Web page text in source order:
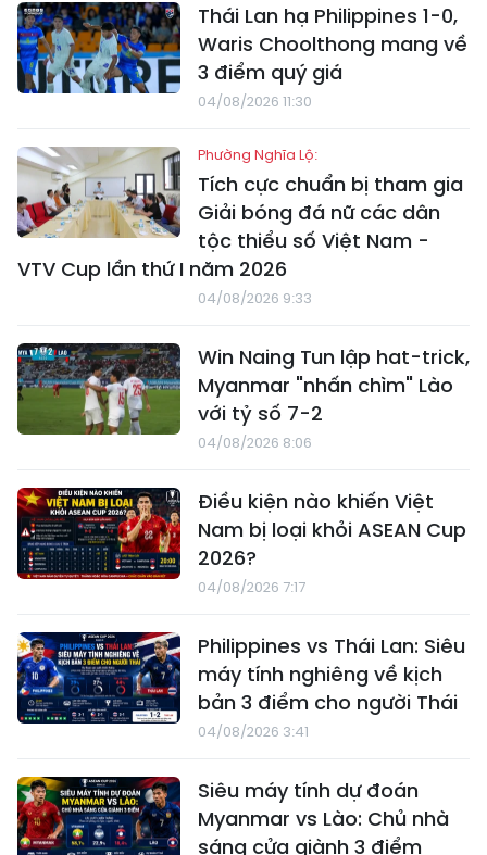
Thái Lan hạ Philippines 1-0,
Waris Choolthong mang về
3 điểm quý giá
04/08/2026 11:30
Phường Nghĩa Lộ:
Tích cực chuẩn bị tham gia
Giải bóng đá nữ các dân
tộc thiểu số Việt Nam -
VTV Cup lần thứ I năm 2026
04/08/2026 9:33
Win Naing Tun lập hat-trick,
Myanmar "nhấn chìm" Lào
với tỷ số 7-2
04/08/2026 8:06
Điều kiện nào khiến Việt
Nam bị loại khỏi ASEAN Cup
2026?
04/08/2026 7:17
Philippines vs Thái Lan: Siêu
máy tính nghiêng về kịch
bản 3 điểm cho người Thái
04/08/2026 3:41
Siêu máy tính dự đoán
Myanmar vs Lào: Chủ nhà
sáng cửa giành 3 điểm